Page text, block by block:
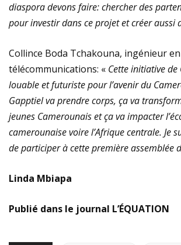
diaspora devons faire: chercher des
pour investir dans ce projet et créer aussi
Collince Boda Tchakouna, ingénieur
télécommunications: « Cette initiative de
louable et futuriste pour l’avenir du
Gapptiel va prendre corps, ça va
jeunes Camerounais et ça va impacter
camerounaise voire l’Afrique centrale. Je
de participer à cette première assemblée
Linda Mbiapa
Publié dans le journal L’ÉQUATION